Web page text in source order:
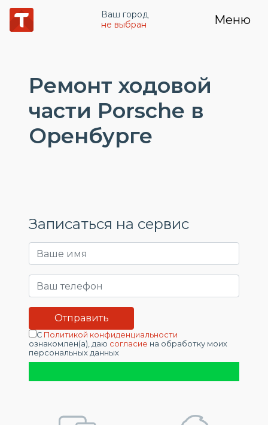
Ваш город
не выбран
Меню
Ремонт ходовой
части Porsche в
Оренбурге
Записаться на сервис
С Политикой конфиденциальности
ознакомлен(а), даю согласие на обработку моих
персональных данных